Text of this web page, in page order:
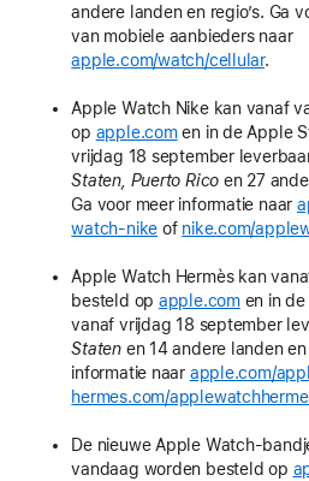
andere landen en regio’s. Ga
van mobiele aanbieders naar
apple.com/watch/cellular.
Apple Watch Nike kan vanaf
op apple.comen in de Apple
vrijdag 18 september
Staten, Puerto Rico en 27
Ga voor meer informatie naar
watch-nike of nike.com/
Apple Watch Hermès kan
besteld op apple.comen in de
vanaf vrijdag 18 september
Staten en 14 andere landen
informatie naar apple.com/
hermes.com/
De nieuwe Apple Watch-
vandaag worden besteld op